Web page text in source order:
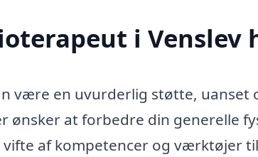
i Venslev
være en uvurderlig støtte, uanset
ønsker at forbedre din generelle
af kompetencer og værktøjer